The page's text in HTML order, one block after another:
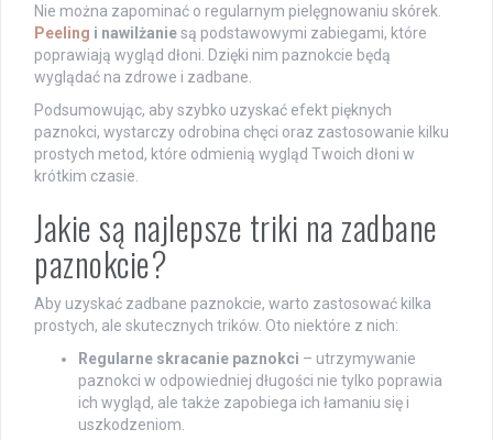
Nie można zapominać o regularnym pielęgnowaniu skórek.
Peeling i nawilżaniesą podstawowymi zabiegami, które
poprawiają wygląd dłoni. Dzięki nim paznokcie będą
wyglądać na zdrowe i zadbane.
Podsumowując, aby szybko uzyskać efekt pięknych
paznokci, wystarczy odrobina chęci oraz zastosowanie kilku
prostych metod, które odmienią wygląd Twoich dłoni w
krótkim czasie.
Jakie są najlepsze triki na zadbane
paznokcie?
Aby uzyskać zadbane paznokcie, warto zastosować kilka
prostych, ale skutecznych trików. Oto niektóre z nich:
Regularne skracanie paznokci – utrzymywanie
paznokci w odpowiedniej długości nie tylko poprawia
ich wygląd, ale także zapobiega ich łamaniu się i
uszkodzeniom.